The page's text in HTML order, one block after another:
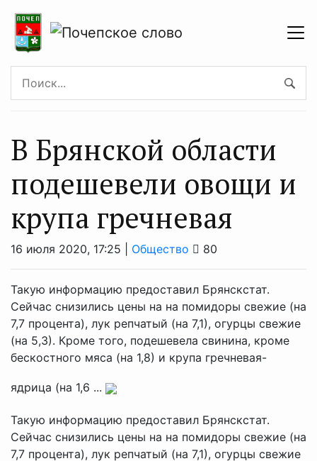
В Брянской области
подешевели овощи и
крупа гречневая
16 июля 2020, 17:25 | Общество 80
Такую информацию предоставил Брянскстат.
Сейчас снизились цены на на помидоры свежие (на
7,7 процента), лук репчатый (на 7,1), огурцы свежие
(на 5,3). Кроме того, подешевела свинина, кроме
бескостного мяса (на 1,8) и крупа гречневая-
ядрица (на 1,6 ...
Такую информацию предоставил Брянскстат.
Сейчас снизились цены на на помидоры свежие (на
7,7 процента), лук репчатый (на 7,1), огурцы свежие